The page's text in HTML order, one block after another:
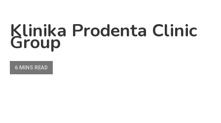
Klinika Prodenta Clinic
Group
6 MINS READ